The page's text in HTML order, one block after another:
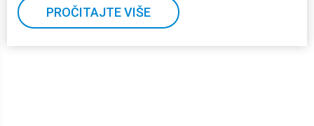
PROČITAJTE VIŠE